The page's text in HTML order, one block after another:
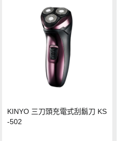
KINYO 三刀頭充電式刮鬍刀 KS
-502